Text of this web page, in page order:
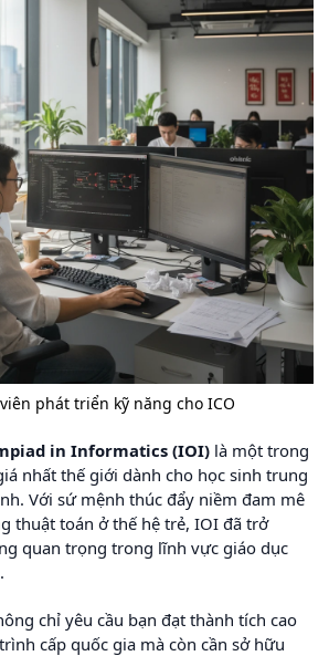
phát triển kỹ năng cho ICO
in Informatics (IOI) là một trong
nhất thế giới dành cho học sinh trung
Với sứ mệnh thúc đẩy niềm đam mê
thuật toán ở thế hệ trẻ, IOI đã trở
quan trọng trong lĩnh vực giáo dục
chỉ yêu cầu bạn đạt thành tích cao
cấp quốc gia mà còn cần sở hữu